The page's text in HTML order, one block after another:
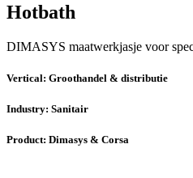
Hotbath
DIMASYS maatwerkjasje voor
Vertical: Groothandel & distributie
Industry: Sanitair
Product: Dimasys & Corsa